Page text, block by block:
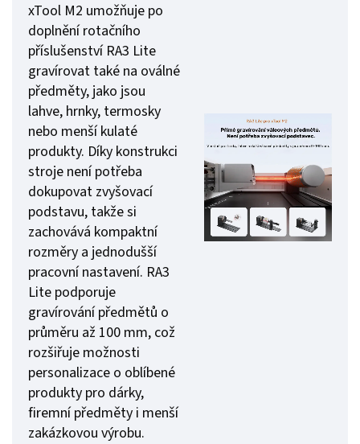
xTool M2 umožňuje po
doplnění rotačního
příslušenství RA3 Lite
gravírovat také na oválné
předměty, jako jsou
lahve, hrnky, termosky
nebo menší kulaté
produkty. Díky konstrukci
stroje není potřeba
dokupovat zvyšovací
podstavu, takže si
zachovává kompaktní
rozměry a jednodušší
pracovní nastavení. RA3
Lite podporuje
gravírování předmětů o
průměru až 100 mm, což
rozšiřuje možnosti
personalizace o oblíbené
produkty pro dárky,
firemní předměty i menší
zakázkovou výrobu.